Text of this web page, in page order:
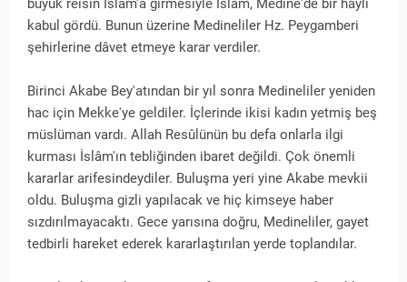
büyük reisin İslâm'a girmesiyle İslâm, Medine'de bir hayli
kabul gördü. Bunun üzerine Medineliler Hz. Peygamberi
şehirlerine dâvet etmeye karar verdiler.
Birinci Akabe Bey'atından bir yıl sonra Medineliler yeniden
hac için Mekke'ye geldiler. İçlerinde ikisi kadın yetmiş beş
müslüman vardı. Allah Resûlünün bu defa onlarla ilgi
kurması İslâm'ın tebliğinden ibaret değildi. Çok önemli
kararlar arifesindeydiler. Buluşma yeri yine Akabe mevkii
oldu. Buluşma gizli yapılacak ve hiç kimseye haber
sızdırılmayacaktı. Gece yarısına doğru, Medineliler, gayet
tedbirli hareket ederek kararlaştırılan yerde toplandılar.